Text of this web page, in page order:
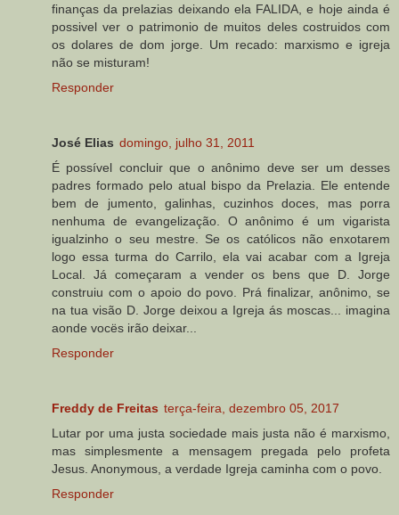
finanças da prelazias deixando ela FALIDA, e hoje ainda é
possivel ver o patrimonio de muitos deles costruidos com
os dolares de dom jorge. Um recado: marxismo e igreja
não se misturam!
Responder
José Elias domingo, julho 31, 2011
É possível concluir que o anônimo deve ser um desses
padres formado pelo atual bispo da Prelazia. Ele entende
bem de jumento, galinhas, cuzinhos doces, mas porra
nenhuma de evangelização. O anônimo é um vigarista
igualzinho o seu mestre. Se os católicos não enxotarem
logo essa turma do Carrilo, ela vai acabar com a Igreja
Local. Já começaram a vender os bens que D. Jorge
construiu com o apoio do povo. Prá finalizar, anônimo, se
na tua visão D. Jorge deixou a Igreja ás moscas... imagina
aonde vocës irão deixar...
Responder
Freddy de Freitas terça-feira, dezembro 05, 2017
Lutar por uma justa sociedade mais justa não é marxismo,
mas simplesmente a mensagem pregada pelo profeta
Jesus. Anonymous, a verdade Igreja caminha com o povo.
Responder